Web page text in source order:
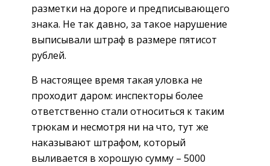
разметки на дороге и предписывающего
знака. Не так давно, за такое нарушение
выписывали штраф в размере пятисот
рублей.
В настоящее время такая уловка не
проходит даром: инспекторы более
ответственно стали относиться к таким
трюкам и несмотря ни на что, тут же
наказывают штрафом, который
выливается в хорошую сумму – 5000